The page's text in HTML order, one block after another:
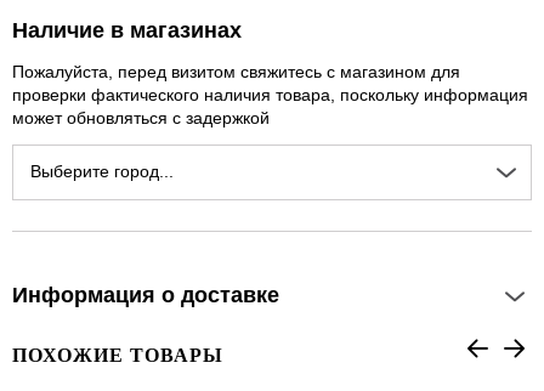
Наличие в магазинах
Пожалуйста, перед визитом свяжитесь с магазином для
проверки фактического наличия товара, поскольку информация
может обновляться с задержкой
Выберите город...
Информация о доставке
ПОХОЖИЕ ТОВАРЫ